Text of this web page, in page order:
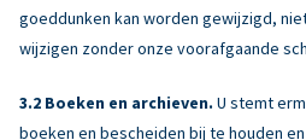
goeddunken kan worden gewijzigd,
wijzigen zonder onze voorafgaande
Boeken en archieven. U stemt
boeken en bescheiden bij te houden